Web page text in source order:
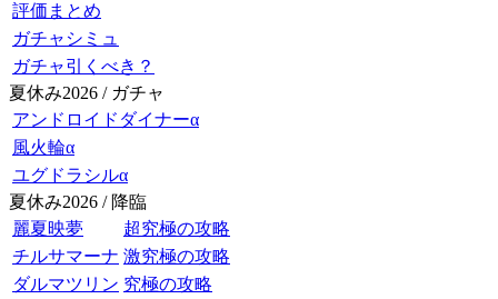
評価まとめ
ガチャシミュ
ガチャ引くべき？
夏休み2026 / ガチャ
アンドロイドダイナーα
風火輪α
ユグドラシルα
夏休み2026 / 降臨
麗夏映夢
超究極の攻略
チルサマーナ 激究極の攻略
ダルマツリン 究極の攻略